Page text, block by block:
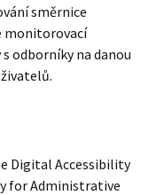
směrnice
monitorovací
odborníky na danou
Digital Accessibility
for Administrative